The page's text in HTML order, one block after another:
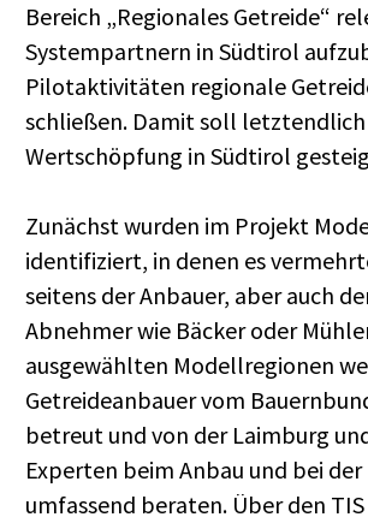
Bereich „Regionales Getreide“
Systempartnern in Südtirol
Pilotaktivitäten regionale
schließen. Damit soll
Wertschöpfung in Südtirol
Zunächst wurden im Projekt
identifiziert, in denen es
seitens der Anbauer, aber auch
Abnehmer wie Bäcker oder
ausgewählten Modellregionen
Getreideanbauer vom
betreut und von der Laimburg
Experten beim Anbau und bei
umfassend beraten. Über den